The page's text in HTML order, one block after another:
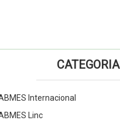
Internacional
Linc